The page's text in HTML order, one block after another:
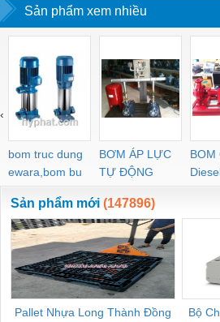
SCA SAFS SASF HVFS
HVSF PU PV PE PY
HVFF PLJ PYJ PP PG
PEG PW PGJ PPGJ
PYJW SL-C PC-C
POC-C PL-C
SCG353A047 ASCO
SCG353A050 ASCO
SXE353.060
IPH-
100-
Sản phẩm xem nhiều
bom truc dung
ewara,bom bu
ewara
BƠM ÁP LỰC
TỰ ĐỘNG
BOM
‹
Sản phẩm mới (147896)
Pallet Nhựa Long Thành Đồng
Bộ